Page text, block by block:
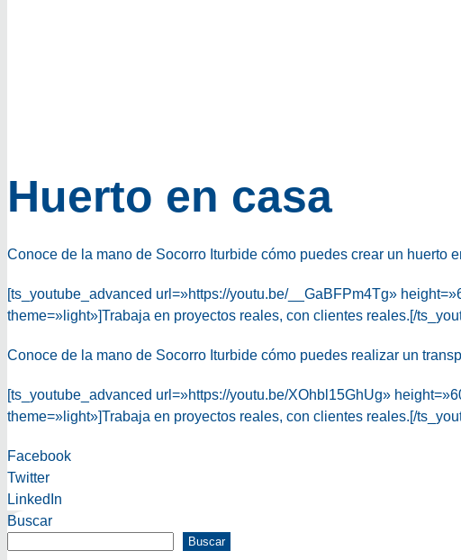
Huerto en casa
Conoce de la mano de Socorro Iturbide cómo puedes crear un huerto
[ts_youtube_advanced url=»https://youtu.be/__GaBFPm4Tg»
theme=»light»]Trabaja en proyectos reales, con clientes reales.[/
Conoce de la mano de Socorro Iturbide cómo puedes realizar un
[ts_youtube_advanced url=»https://youtu.be/XOhbl15GhUg»
theme=»light»]Trabaja en proyectos reales, con clientes reales.[/
Facebook
Twitter
LinkedIn
Buscar
Buscar